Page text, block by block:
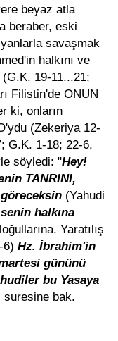
beyaz atla
beraber, eski
savaşmak
halkını ve
19-11...21;
Filistin'de ONUN
ki, onların
(Zekeriya 12-
G.K. 1-18; 22-6,
söyledi: "Hey!
TANRINI,
(Yahudi
halkına
Yaratılış
6) Hz. İbrahim'in
gününü
bu Yasaya
suresine bak.